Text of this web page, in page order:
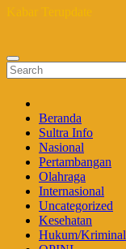
Kabar Terupdate
Beranda
Sultra Info
Nasional
Pertambangan
Olahraga
Internasional
Uncategorized
Kesehatan
Hukum/Kriminal